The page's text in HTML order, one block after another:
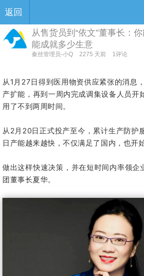
返回
从售货员到“依文”董事长：
能成就多少生意
秦丝管理员-小Q 2275 天前 1评论
从1月27日得到医用物资供应紧张的消息
产扩能，再到一周内完成调集设备人员开
用了不到两周时间。
从2月20日正式投产至今，累计生产防护
日产能越来越快，不仅满足了国内，也开
做出这样快速决策，并在短时间内率领企
团董事长夏华。